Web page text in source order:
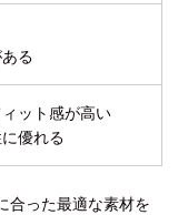
る
ット感が高い
優れる
合った最適な素材を